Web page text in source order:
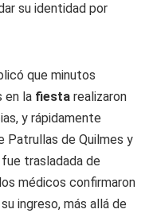
su identidad por
que minutos
en la fiesta realizaron
y rápidamente
Patrullas de Quilmes y
trasladada de
médicos confirmaron
ingreso, más allá de